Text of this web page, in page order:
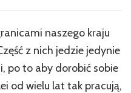
naszego kraju
z nich jedzie jedynie
po to aby dorobić sobie
od wielu lat tak pracują,